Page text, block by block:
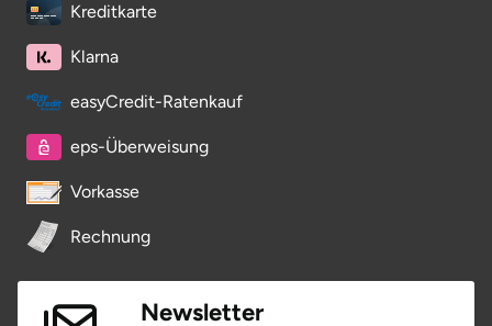
Kreditkarte
Klarna
easyCredit-Ratenkauf
eps-Überweisung
Vorkasse
Rechnung
Newsletter
Schweinfurt
Schwerin
Segeberg
Seligenstadt
Speyer